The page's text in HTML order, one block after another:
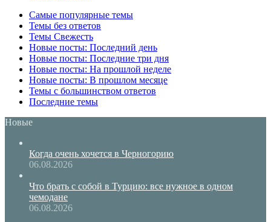
Самые популярные темы
Темы без ответов
Темы Свежесть
Новые посты: Последний день
Новые посты: Последние три дня
Новые посты: На прошлой неделе
Новые посты: В прошлом месяце
Темы с большинством ответов
Последние темы
Новые
Когда очень хочется в Черногорию
06.08.2026
Что брать с собой в Турцию: все нужное в одном
чемодане
06.08.2026